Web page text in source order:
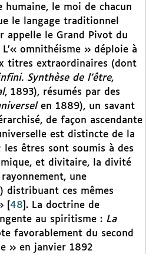
humaine, le moi de chacun
le langage traditionnel
appelle le Grand Pivot du
omnithéisme » déploie à
titres extraordinaires (dont
Synthèse de l’être,
, 1893), résumés par des
en 1889), un savant
de façon ascendante
est distincte de la
êtres sont soumis à des
et divitaire, la divité
une
distribuant ces mêmes
48 . La doctrine de
au spiritisme : La
favorablement du second
» en janvier 1892